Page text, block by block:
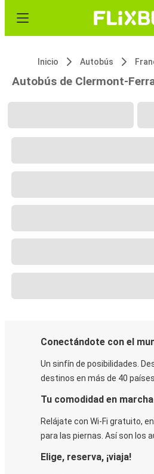
Inicio Autobús
Autobús de Clermont-
Conectándote con el
Un sinfín de posibilidades.
destinos en más de 40 países.
Tu comodidad en marcha
Relájate con Wi-Fi gratuito,
para las piernas. Así son los
Elige, reserva, ¡viaja!